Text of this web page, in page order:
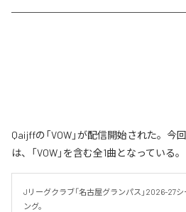
Qaijffの「VOW」が配信開始された。今
は、「VOW」を含む全1曲となっている。
Jリーグクラブ「名古屋グランパス」2026-27
ング。